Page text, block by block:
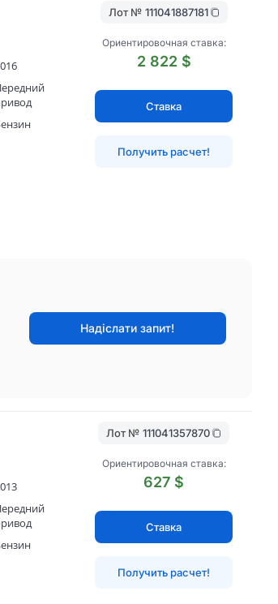
Лот № 111041887181
Ориентировочная ставка:
2 822 $
Ставка
Получить расчет!
Надіслати запит!
Лот № 111041357870
Ориентировочная ставка:
627 $
Ставка
Получить расчет!